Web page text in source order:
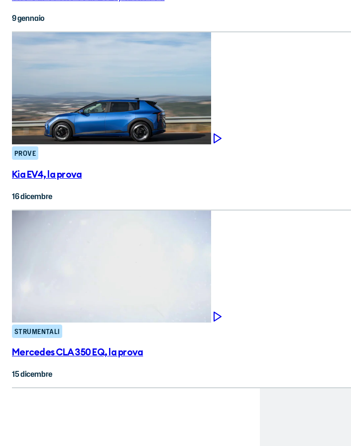
9 gennaio
PROVE
Kia EV4, la prova
16 dicembre
STRUMENTALI
Mercedes CLA 350 EQ, la prova
15 dicembre